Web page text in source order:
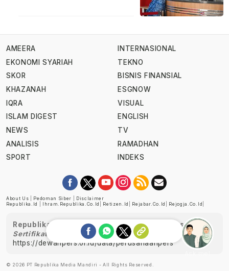
AMEERA
EKONOMI SYARIAH
SKOR
KHAZANAH
IQRA
ISLAM DIGEST
NEWS
ANALISIS
SPORT
INTERNASIONAL
TEKNO
BISNIS FINANSIAL
ESGNOW
VISUAL
ENGLISH
TV
RAMADHAN
INDEKS
About Us Pedoman Siber
Disclaimer
Republika.id
Ihram.republika.co.id Retizen.id Rejabar.co.id Rejogja.co.id
Republika telah diverifikasi oleh Dewan Pers
Sertifikat Nomor 1058/DP-Verifikasi/K/XII/2022
https://dewanpers.or.id/data/perusahaanpers
© 2026 PT Republika Media Mandiri - All Rights Reserved.